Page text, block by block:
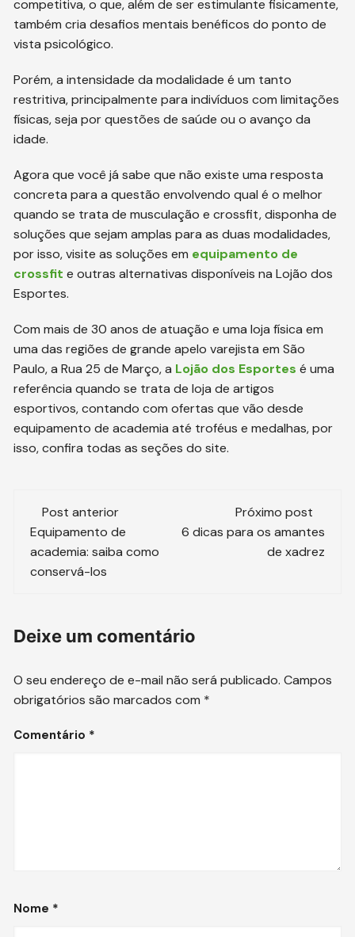
competitiva, o que, além de ser estimulante fisicamente,
também cria desafios mentais benéficos do ponto de
vista psicológico.
Porém, a intensidade da modalidade é um tanto
restritiva, principalmente para indivíduos com limitações
físicas, seja por questões de saúde ou o avanço da
idade.
Agora que você já sabe que não existe uma resposta
concreta para a questão envolvendo qual é o melhor
quando se trata de musculação e crossfit, disponha de
soluções que sejam amplas para as duas modalidades,
por isso, visite as soluções em equipamento de
crossfit e outras alternativas disponíveis na Lojão dos
Esportes.
Com mais de 30 anos de atuação e uma loja física em
uma das regiões de grande apelo varejista em São
Paulo, a Rua 25 de Março, a Lojão dos Esportes é uma
referência quando se trata de loja de artigos
esportivos, contando com ofertas que vão desde
equipamento de academia até troféus e medalhas, por
isso, confira todas as seções do site.
Navegação
de
post
Post anterior
Equipamento de
academia: saiba como
conservá-los
Próximo post
6 dicas para os amantes
de xadrez
Deixe um comentário
O seu endereço de e-mail não será publicado. Campos
obrigatórios são marcados com *
Comentário *
Nome *